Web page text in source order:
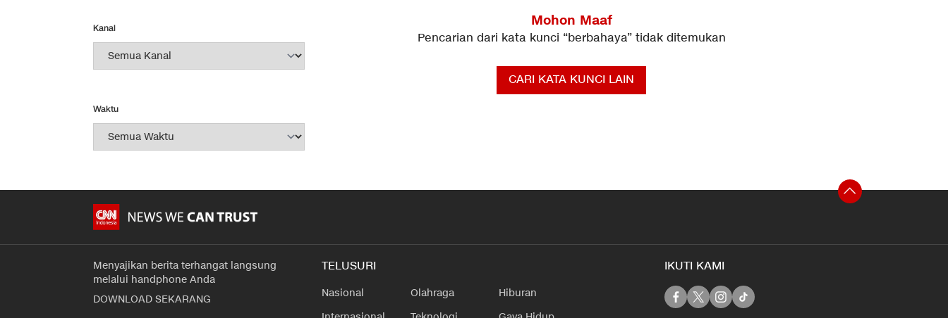
Kanal
Waktu
Mohon Maaf
Pencarian dari kata kunci “berbahaya” tidak ditemukan
CARI KATA KUNCI LAIN
Menyajikan berita terhangat langsung
melalui handphone Anda
DOWNLOAD SEKARANG
TELUSURI
Nasional
Olahraga
Hiburan
IKUTI KAMI